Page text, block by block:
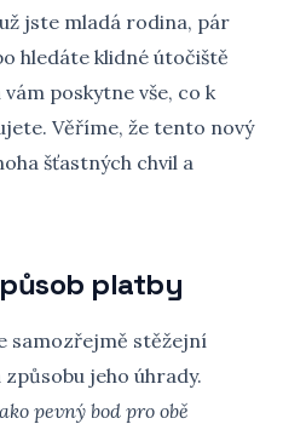
jste mladá rodina, pár
hledáte klidné útočiště
poskytne vše, co k
Věříme, že tento nový
šťastných chvil a
platby
samozřejmě stěžejní
jeho úhrady.
pevný bod pro obě